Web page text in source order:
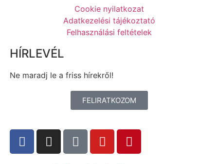
Cookie nyilatkozat
Adatkezelési tájékoztató
Felhasználási feltételek
HÍRLEVÉL
Ne maradj le a friss hírekről!
FELIRATKOZOM